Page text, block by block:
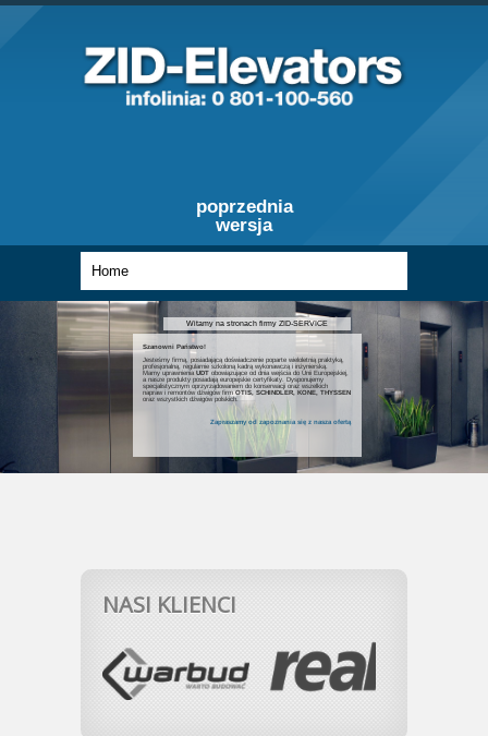
poprzednia
wersja
Witamy na stronach firmy ZID-SERVICE
Szanowni Państwo!
Jesteśmy firmą, posiadającą doświadczenie poparte wieloletnią praktyką,
profesjonalną, regularnie szkoloną kadrą wykonawczą i inżynierską.
Mamy uprawnieniaUDT obowiązujące od dnia wejścia do Unii Europejskiej,
a nasze produkty posiadają europejskie certyfikaty. Dysponujemy
specjalistycznym oprzyrządowaniem do konserwacji oraz wszelkich
napraw i remontów dźwigów firmOTIS, SCHINDLER, KONE, THYSSEN
oraz wszystkich dźwigów polskich.
Zapraszamy od zapoznania się z nasza ofertą
NASI KLIENCI